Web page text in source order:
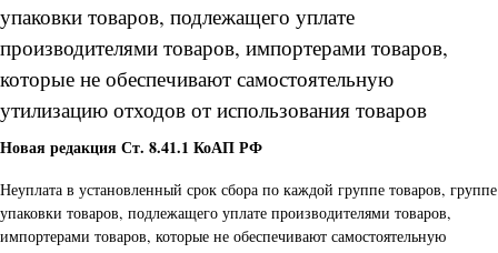
упаковки товаров, подлежащего уплате
производителями товаров, импортерами товаров,
которые не обеспечивают самостоятельную
утилизацию отходов от использования товаров
Новая редакция Ст. 8.41.1 КоАП РФ
Неуплата в установленный срок сбора по каждой группе товаров, группе
упаковки товаров, подлежащего уплате производителями товаров,
импортерами товаров, которые не обеспечивают самостоятельную